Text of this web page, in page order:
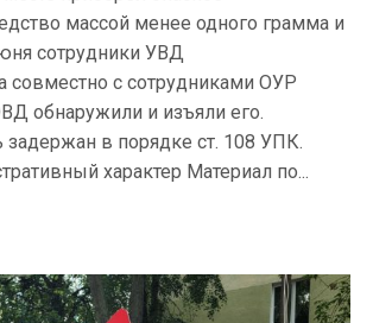
массой менее одного грамма и
сотрудники УВД
совместно с сотрудниками ОУР
обнаружили и изъяли его.
в порядке ст. 108 УПК.
характер Материал по...